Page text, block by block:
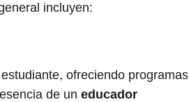
incluyen:
ofreciendo programas
de un educador